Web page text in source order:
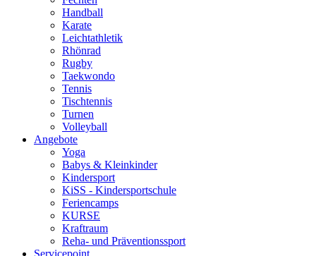
Handball
Karate
Leichtathletik
Rhönrad
Rugby
Taekwondo
Tennis
Tischtennis
Turnen
Volleyball
Angebote
Yoga
Babys & Kleinkinder
Kindersport
KiSS - Kindersportschule
Feriencamps
KURSE
Kraftraum
Reha- und Präventionssport
Servicepoint